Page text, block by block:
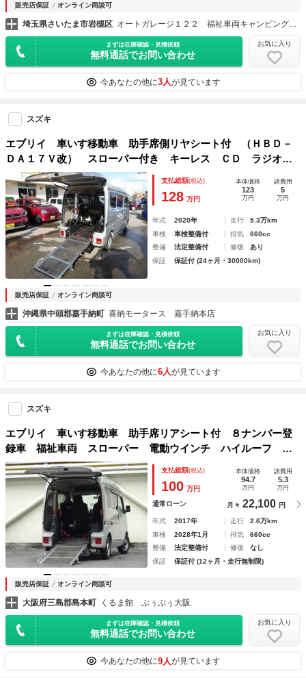
販売店保証 オンライン商談可
埼玉県さいたま市岩槻区 オートガレージ１２２ 福祉車両キャンピングカーハイエース専門
まずは在庫確認・見積依頼
無料通話でお問い合わせ
お気に入り
今あなたの他に3人が見ています
スズキ
エブリイ 車いす移動車 助手席側リヤシート付 （ＨＢＤ－
ＤＡ１７Ｖ改） スローパー付き キーレス ＣＤ ラジオ
オーバーヘッドコンソール 衝突被害軽減ブレーキ 横滑り防
止装置 白線逸脱警報
支払総額(税込)
128 万円
本体価格
123
万円
諸費用
5
万円
年式 2020年 走行
5.3万km
車検
車検整備付 排気
660cc
整備
法定整備付 修復
あり
保証
保証付 (24ヶ月・30000km)
販売店保証 オンライン商談可
沖縄県中頭郡嘉手納町 喜納モータース 嘉手納本店
まずは在庫確認・見積依頼
無料通話でお問い合わせ
お気に入り
今あなたの他に6人が見ています
スズキ
エブリイ 車いす移動車 助手席リアシート付 ８ナンバー登
録車 福祉車両 スローパー 電動ウインチ ハイルーフ 両
側スライド フロントＰＷ キーレス カロッツェリアナビ
ＣＤ
支払総額(税込)
100 万円
本体価格
94.7
万円
諸費用
5.3
万円
通常ローン 月々 22,100 円
年式 2017年 走行
2.6万km
車検
2028年1月 排気
660cc
整備
法定整備付 修復
なし
保証
保証付 (12ヶ月・走行無制限)
販売店保証 オンライン商談可
大阪府三島郡島本町 くるま館 ぶぅぶぅ大阪
まずは在庫確認・見積依頼
無料通話でお問い合わせ
お気に入り
今あなたの他に9人が見ています